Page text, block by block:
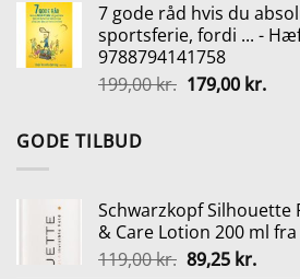
pris
var:
229,00 kr..
pris
er:
7 gode råd hvis du
sportsferie, fordi ... -
9788794141758
199,00kr. Den
179,00 kr.Den
GODE TILBUD
Schwarzkopf Silhouette
& Care Lotion 200 ml
119,00kr. Den
89,25 kr.Den